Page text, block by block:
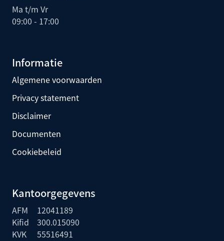
Ma t/m Vr
09:00 - 17:00
Informatie
Algemene voorwaarden
Privacy statement
Disclaimer
Documenten
Cookiebeleid
Kantoorgegevens
AFM
12041189
Kifid
300.015090
KVK
55516491